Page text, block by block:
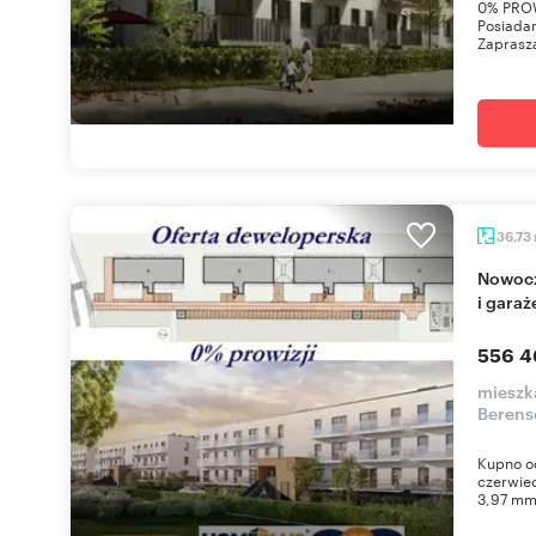
0%
36,73
Nowoczesne 2-pokojowe mieszkanie z balkonem
i
556
Kupno
3,97